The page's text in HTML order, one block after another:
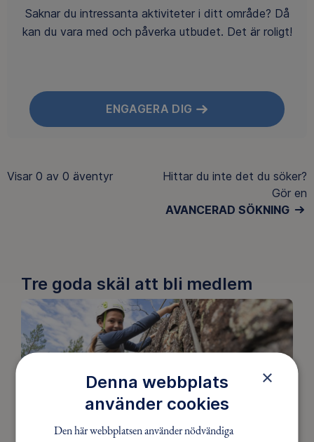
Saknar du intressanta aktiviteter i ditt område? Då
kan du vara med och påverka utbudet. Det är roligt!
ENGAGERA DIG
Visar 0 av 0 äventyr
Hittar du inte det du söker?
Gör en
AVANCERAD SÖKNING
Tre goda skäl att bli medlem
×
Denna webbplats
använder cookies
Den här webbplatsen använder nödvändiga